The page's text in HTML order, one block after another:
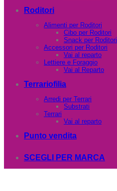
Roditori
Alimenti per Roditori
Cibo per Roditori
Snack per Roditori
Accessori per Roditori
Vai al reparto
Lettiere e Foraggio
Vai al Reparto
Terrariofilia
Arredi per Terrari
Substrati
Terrari
Vai al reparto
Punto vendita
SCEGLI PER MARCA